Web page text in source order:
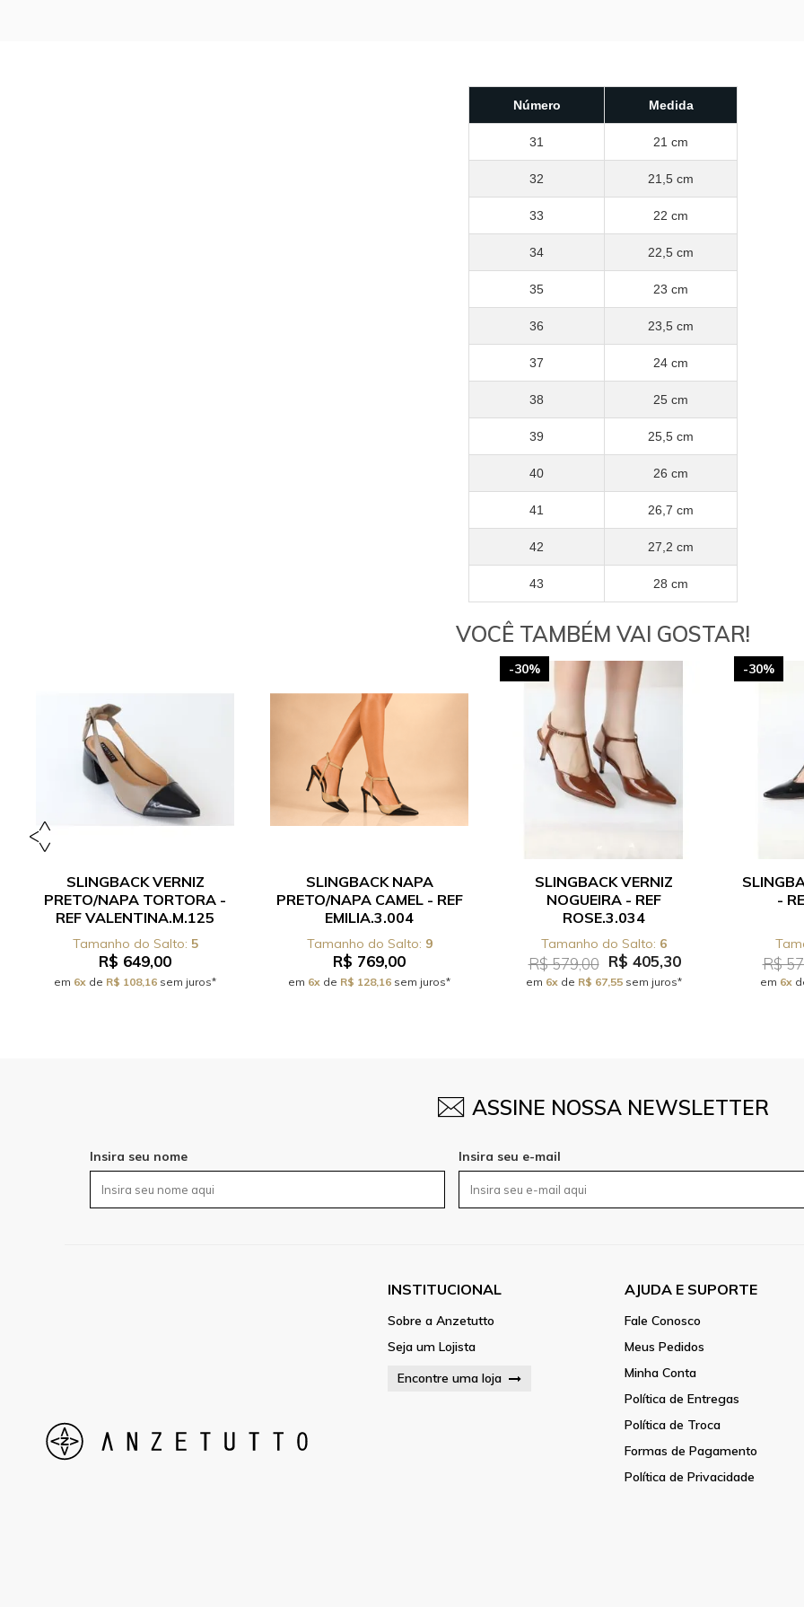
Número Medida
31 21 cm
32 21,5 cm
33 22 cm
34 22,5 cm
35 23 cm
36 23,5 cm
37 24 cm
38 25 cm
39 25,5 cm
40 26 cm
41 26,7 cm
42 27,2 cm
43 28 cm
VOCÊ TAMBÉM VAI GOSTAR!
SLINGBACK VERNIZ
PRETO/NAPA TORTORA -
REF VALENTINA.M.125
5
R$ 649,00
em 6x de R$ 108,16 sem juros*
SLINGBACK NAPA
PRETO/NAPA CAMEL - REF
EMILIA.3.004
9
R$ 769,00
em 6x de R$ 128,16 sem juros*
-30%
SLINGBACK VERNIZ
NOGUEIRA - REF
ROSE.3.034
6
R$ 579,00 R$ 405,30
em 6xde R$ 67,55sem juros*
-30%
-
R$
em 6x
ASSINE NOSSA NEWSLETTER
Insira seu nome Insira seu e-mail
INSTITUCIONAL
Sobre a Anzetutto
Seja um Lojista
Encontre uma loja
AJUDA E SUPORTE
Fale Conosco
Meus Pedidos
Minha Conta
Política de Entregas
Política de Troca
Formas de Pagamento
Política de Privacidade